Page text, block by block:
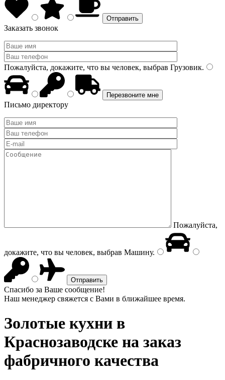
Заказать звонок
Пожалуйста, докажите, что вы человек, выбрав Грузовик.
Письмо директору
Пожалуйста,
докажите, что вы человек, выбрав Машину.
Спасибо за Ваше сообщение!
Наш менеджер свяжется с Вами в ближайшее время.
Золотые кухни в
Краснозаводске на заказ
фабричного качества